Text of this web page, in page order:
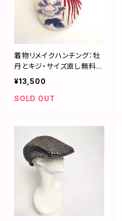
着物リメイクハンチング：牡
丹とキジ・サイズ直し無料・
国内送料無料／2212h09
¥13,500
SOLD OUT